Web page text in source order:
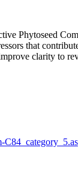
Phytoseed
that
clarity to